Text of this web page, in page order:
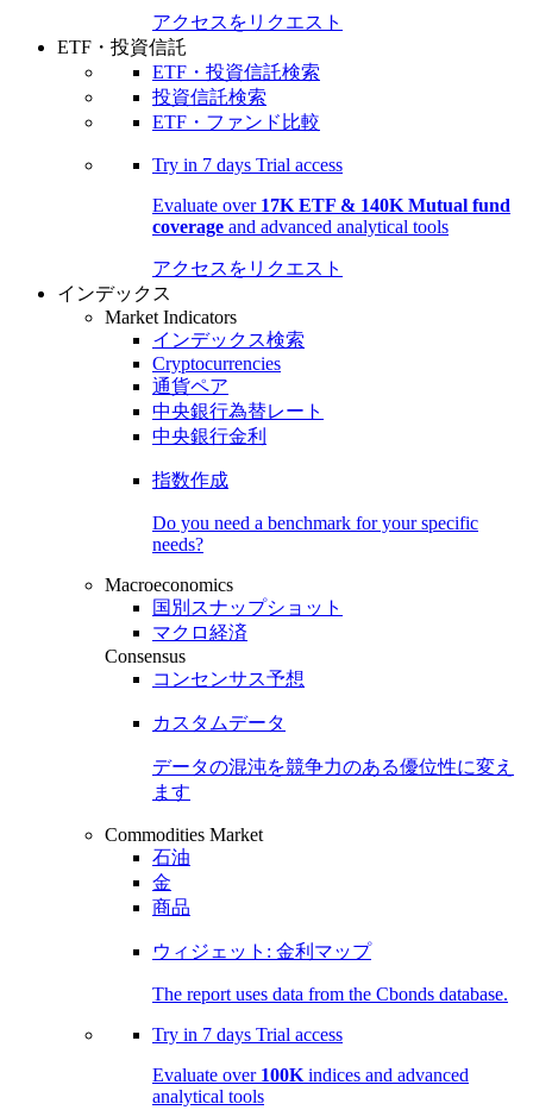
アクセスをリクエスト
ETF・投資信託
ETF・投資信託検索
投資信託検索
ETF・ファンド比較
Try in 7 days Trial access
Evaluate over 17K ETF & 140K Mutual fund
coverage and advanced analytical tools
アクセスをリクエスト
インデックス
Market Indicators
インデックス検索
Cryptocurrencies
通貨ペア
中央銀行為替レート
中央銀行金利
指数作成
Do you need a benchmark for your specific
needs?
Macroeconomics
国別スナップショット
マクロ経済
Consensus
コンセンサス予想
カスタムデータ
データの混沌を競争力のある優位性に変え
ます
Commodities Market
石油
金
商品
ウィジェット: 金利マップ
The report uses data from the Cbonds database.
Try in 7 days Trial access
Evaluate over 100K indices and advanced
analytical tools